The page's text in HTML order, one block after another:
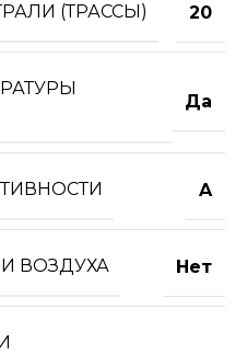
(ТРАССЫ) 20
Да
A
ВОЗДУХА Нет